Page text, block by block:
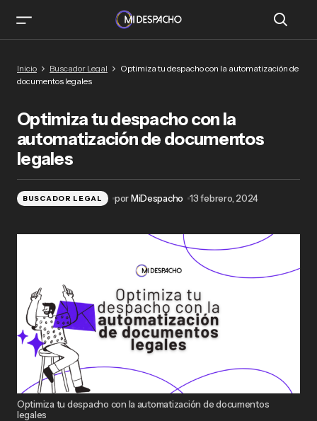
documentos legales
Inicio Buscador Legal
Optimiza tu despacho con la automatización de
documentos legales
Optimiza tu despacho con la
automatización de documentos
legales
BUSCADOR LEGAL porMiDespacho 13 febrero, 2024
Optimiza tu despacho con la automatización de documentos
legales